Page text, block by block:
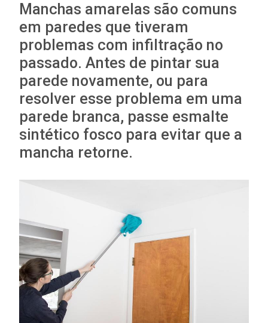
Manchas amarelas são comuns
em paredes que tiveram
problemas com infiltração no
passado. Antes de pintar sua
parede novamente, ou para
resolver esse problema em uma
parede branca, passe esmalte
sintético fosco para evitar que a
mancha retorne.